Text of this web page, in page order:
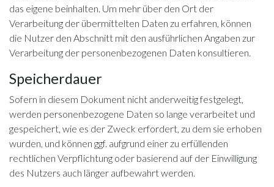
das eigene beinhalten. Um mehr über den Ort der
Verarbeitung der übermittelten Daten zu erfahren, können
die Nutzer den Abschnitt mit den ausführlichen Angaben zur
Verarbeitung der personenbezogenen Daten konsultieren.
Speicherdauer
Sofern in diesem Dokument nicht anderweitig festgelegt,
werden personenbezogene Daten so lange verarbeitet und
gespeichert, wie es der Zweck erfordert, zu dem sie erhoben
wurden, und können ggf. aufgrund einer zu erfüllenden
rechtlichen Verpflichtung oder basierend auf der Einwilligung
des Nutzers auch länger aufbewahrt werden.